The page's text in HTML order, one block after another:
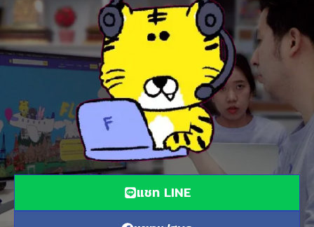
แชท LINE